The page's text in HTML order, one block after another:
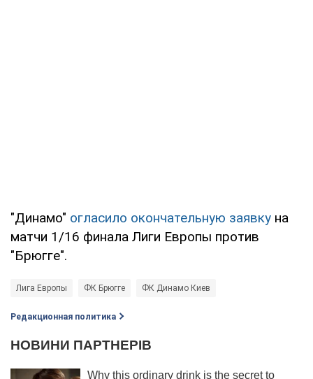
"Динамо" огласило окончательную заявку на
матчи 1/16 финала Лиги Европы против
"Брюгге".
Лига Европы ФК Брюгге ФК Динамо Киев
Редакционная политика